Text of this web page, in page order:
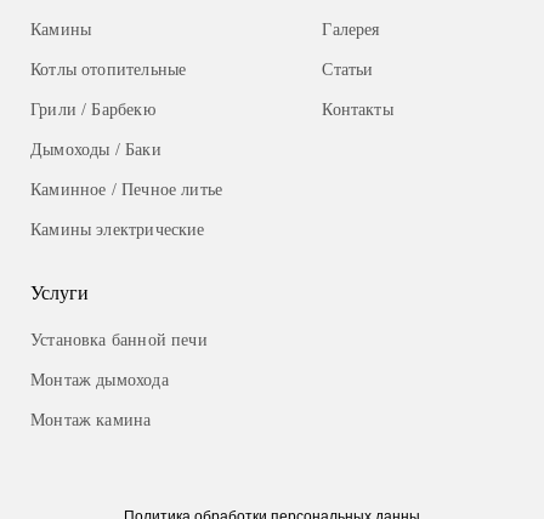
Камины
Котлы отопительные
Грили / Барбекю
Дымоходы / Баки
Каминное / Печное литье
Камины электрические
Галерея
Статьи
Контакты
Услуги
Установка банной печи
Монтаж дымохода
Монтаж камина